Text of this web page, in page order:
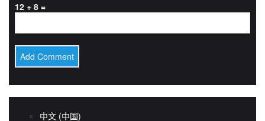
12 + 8 =
中文 (中国)